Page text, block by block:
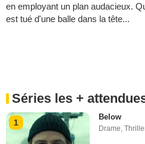
en employant un plan audacieux.
est tué d'une balle dans la tête...
Séries les +
1
Below
Drame,